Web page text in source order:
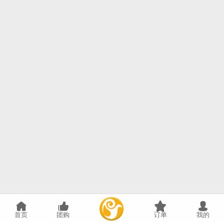
首页 团购 订单 我的